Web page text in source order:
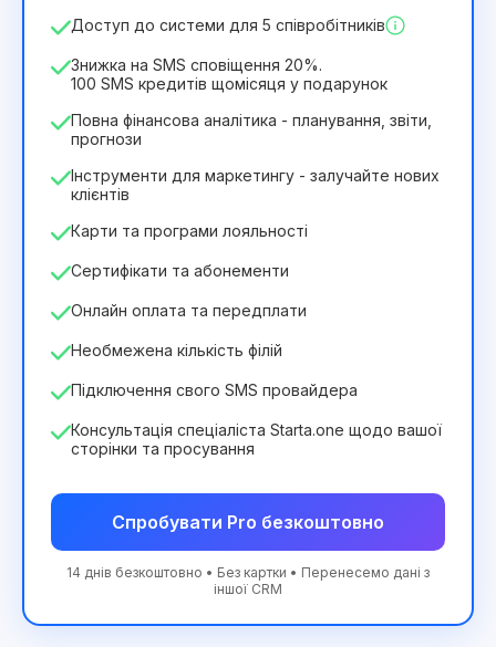
349₴ 244₴ /місяць
Доступ до системи для 5 співробітників
Знижка на SMS сповіщення 20%.
100 SMS кредитів щомісяця у подарунок
Повна фінансова аналітика - планування, звіти,
прогнози
Інструменти для маркетингу - залучайте нових
клієнтів
Карти та програми лояльності
Сертифікати та абонементи
Онлайн оплата та передплати
Необмежена кількість філій
Підключення свого SMS провайдера
Консультація спеціаліста Starta.one щодо вашої
сторінки та просування
Спробувати Pro безкоштовно
14 днів безкоштовно • Без картки • Перенесемо дані з
іншої CRM